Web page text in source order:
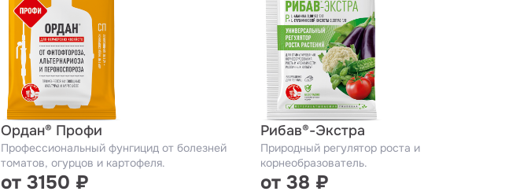
Ордан® Профи
Профессиональный фунгицид от болезней
томатов, огурцов и картофеля.
от 3150 ₽
Рибав®-Экстра
Природный регулятор роста и
корнеобразователь.
от 38 ₽